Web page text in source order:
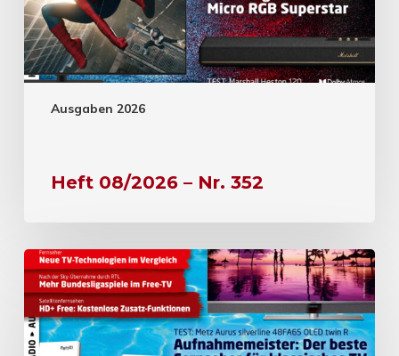
Ausgaben 2026
Heft 08/2026 – Nr. 352